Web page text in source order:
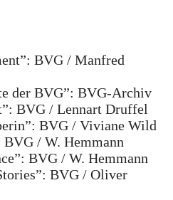
BVG / Manfred
der BVG”: BVG-Archiv
BVG / Lennart Druffel
BVG / Viviane Wild
/ W. Hemmann
BVG / W. Hemmann
BVG / Oliver